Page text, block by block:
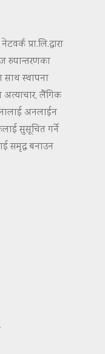
प्रा.लि.द्वारा
रुपान्तरणका
साथ स्थापना
अत्याचार, लैंगिक
अनलाईन
सुसूचित गर्ने
समृद्ध बनाउन